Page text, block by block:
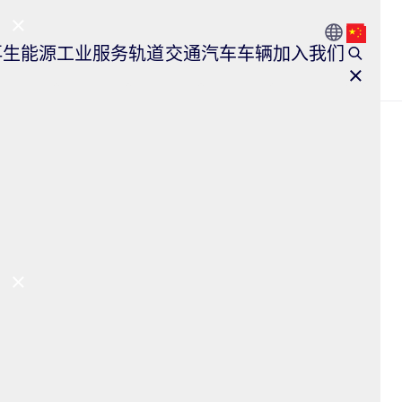
Go to
Open
能源工业服务轨道交通汽车车辆加入我们